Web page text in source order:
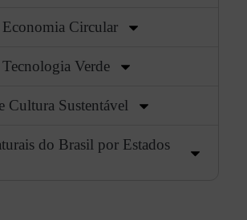
Economia Circular
Verde
Cultura Sustentável
do Brasil por Estados